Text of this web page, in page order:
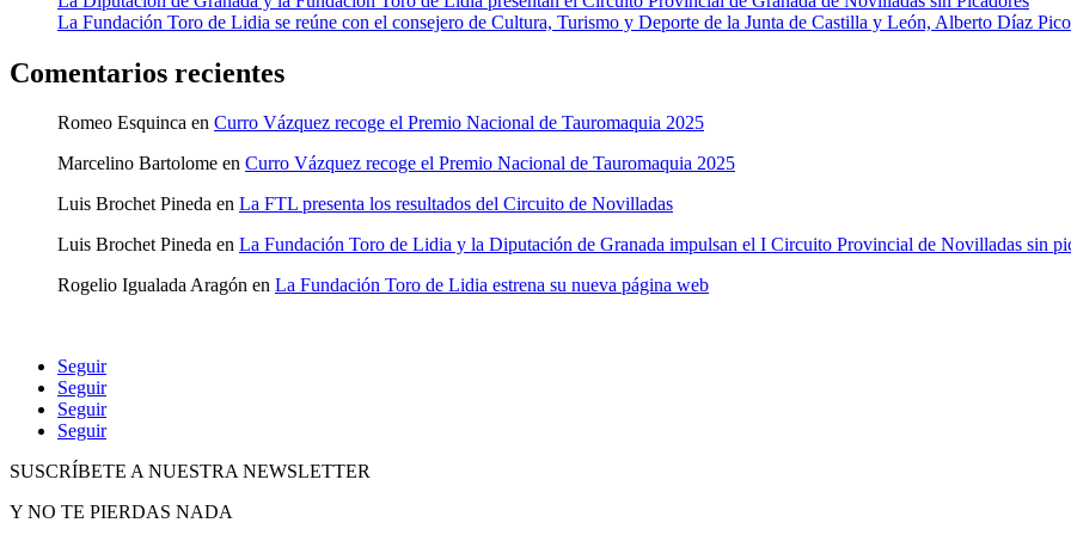
La Fundación Toro de Lidia se reúne con el consejero de Cultura, Turismo y Deporte de la Junta de Castilla y León, Alberto Díaz Pico
Comentarios recientes
Romeo Esquinca en Curro Vázquez recoge el Premio Nacional de Tauromaquia 2025
Marcelino Bartolome en Curro Vázquez recoge el Premio Nacional de Tauromaquia 2025
Luis Brochet Pineda en La FTL presenta los resultados del Circuito de Novilladas
Luis Brochet Pineda en La Fundación Toro de Lidia y la Diputación de Granada impulsan el I Circuito Provincial de Novilladas sin
Rogelio Igualada Aragón en La Fundación Toro de Lidia estrena su nueva página web
Seguir
Seguir
Seguir
Seguir
SUSCRÍBETE A NUESTRA NEWSLETTER
Y NO TE PIERDAS NADA